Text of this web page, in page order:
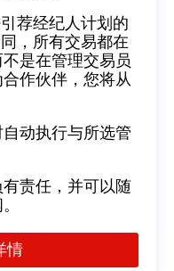
荐经纪人计划的
，所有交易都在
是在管理交易员
作伙伴，您将从
动执行与所选管
有责任，并可以随
情